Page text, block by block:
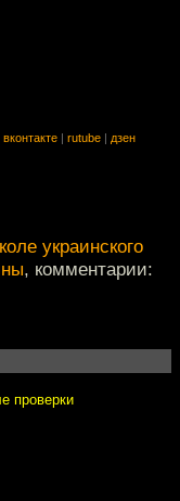
вконтакте rutube дзен
украинского
, комментарии:
проверки